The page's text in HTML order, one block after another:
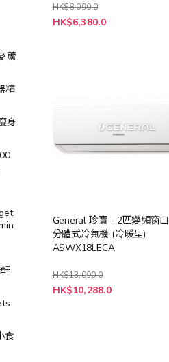
HK$8,090.0
特
殊
HK$6,380.0
General 珍寶 - 2匹變頻窗口
分體式冷氣機 (冷暖型)
ASWX18LECA
HK$13,090.0
特
殊
HK$10,288.0
蘆
精
身
食